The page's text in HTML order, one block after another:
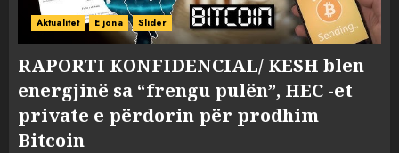
Aktualitet E jona Slider
RAPORTI KONFIDENCIAL/ KESH blen
energjinë sa “frengu pulën”, HEC -et
private e përdorin për prodhim
Bitcoin